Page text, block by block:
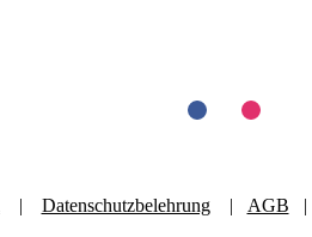
| Datenschutzbelehrung| AGB |